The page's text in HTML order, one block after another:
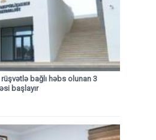
bağlı həbs olunan 3
başlayır